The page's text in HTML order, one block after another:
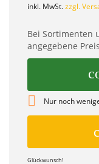
inkl. MwSt.zzgl.
Bei Sortimenten
angegebene
 Nur noch
Glückwunsch!